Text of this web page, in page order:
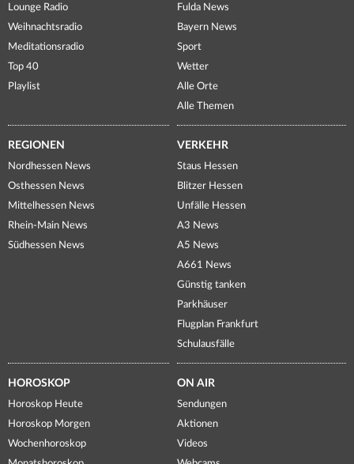
Lounge Radio
Weihnachtsradio
Meditationsradio
Top 40
Playlist
Fulda News
Bayern News
Sport
Wetter
Alle Orte
Alle Themen
REGIONEN
Nordhessen News
Osthessen News
Mittelhessen News
Rhein-Main News
Südhessen News
VERKEHR
Staus Hessen
Blitzer Hessen
Unfälle Hessen
A3 News
A5 News
A661 News
Günstig tanken
Parkhäuser
Flugplan Frankfurt
Schulausfälle
HOROSKOP
Horoskop Heute
Horoskop Morgen
Wochenhoroskop
ON AIR
Sendungen
Aktionen
Videos